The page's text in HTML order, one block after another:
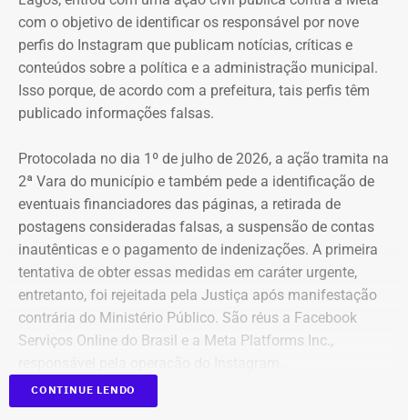
com o objetivo de identificar os responsável por nove
perfis do Instagram que publicam notícias, críticas e
conteúdos sobre a política e a administração municipal.
Isso porque, de acordo com a prefeitura, tais perfis têm
publicado informações falsas.
Protocolada no dia 1º de julho de 2026, a ação tramita na
2ª Vara do município e também pede a identificação de
eventuais financiadores das páginas, a retirada de
postagens consideradas falsas, a suspensão de contas
inautênticas e o pagamento de indenizações. A primeira
tentativa de obter essas medidas em caráter urgente,
entretanto, foi rejeitada pela Justiça após manifestação
contrária do Ministério Público. São réus a Facebook
Serviços Online do Brasil e a Meta Platforms Inc.,
Os administradores dos perfis não foram incluídos no
CONTINUE LENDO